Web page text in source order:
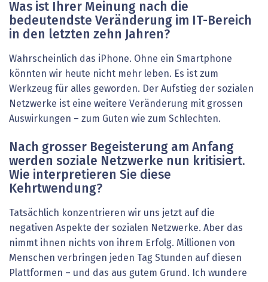
Was ist Ihrer Meinung nach die
bedeutendste Veränderung im IT-Bereich
in den letzten zehn Jahren?
Wahrscheinlich das iPhone. Ohne ein Smartphone
könnten wir heute nicht mehr leben. Es ist zum
Werkzeug für alles geworden. Der Aufstieg der sozialen
Netzwerke ist eine weitere Veränderung mit grossen
Auswirkungen – zum Guten wie zum Schlechten.
Nach grosser Begeisterung am Anfang
werden soziale Netzwerke nun kritisiert.
Wie interpretieren Sie diese
Kehrtwendung?
Tatsächlich konzentrieren wir uns jetzt auf die
negativen Aspekte der sozialen Netzwerke. Aber das
nimmt ihnen nichts von ihrem Erfolg. Millionen von
Menschen verbringen jeden Tag Stunden auf diesen
Plattformen – und das aus gutem Grund. Ich wundere